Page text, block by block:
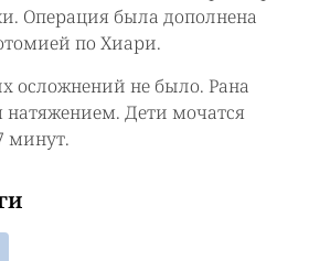
Операция была дополнена
по Хиари.
осложнений не было. Рана
Дети мочатся
минут.